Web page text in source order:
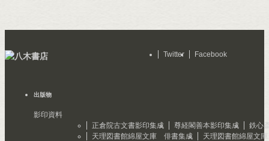
Twitter Facebook
出版物
影印資料
正倉院古文書影印集成
尊経閣善本影印集成
鉄心
天理図書館綿屋文庫 俳書集成
天理図書館綿屋文